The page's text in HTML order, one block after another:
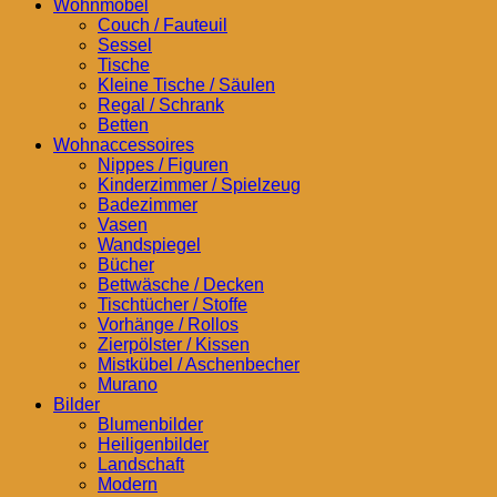
Wohnmöbel
Couch / Fauteuil
Sessel
Tische
Kleine Tische / Säulen
Regal / Schrank
Betten
Wohnaccessoires
Nippes / Figuren
Kinderzimmer / Spielzeug
Badezimmer
Vasen
Wandspiegel
Bücher
Bettwäsche / Decken
Tischtücher / Stoffe
Vorhänge / Rollos
Zierpölster / Kissen
Mistkübel / Aschenbecher
Murano
Bilder
Blumenbilder
Heiligenbilder
Landschaft
Modern